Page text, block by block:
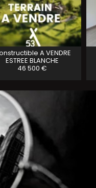
A VENDRE
ESTREE BLANCHE
46 500 €